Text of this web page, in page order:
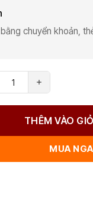
chuyển khoản,
THÊM VÀO
MUA